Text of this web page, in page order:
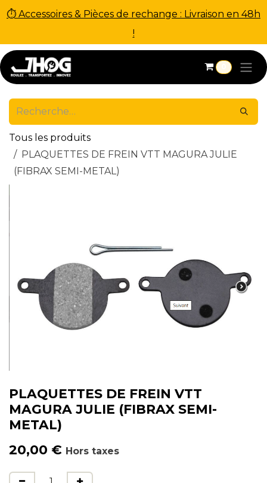
⏱ Accessoires & Pièces de rechange : Livraison en 48h
!
Se rendre au contenu
0
Tous les produits
PLAQUETTES DE FREIN VTT MAGURA JULIE
(FIBRAX SEMI-METAL)
PLAQUETTES DE FREIN VTT
MAGURA JULIE (FIBRAX SEMI-
METAL)
20,00 € Hors taxes